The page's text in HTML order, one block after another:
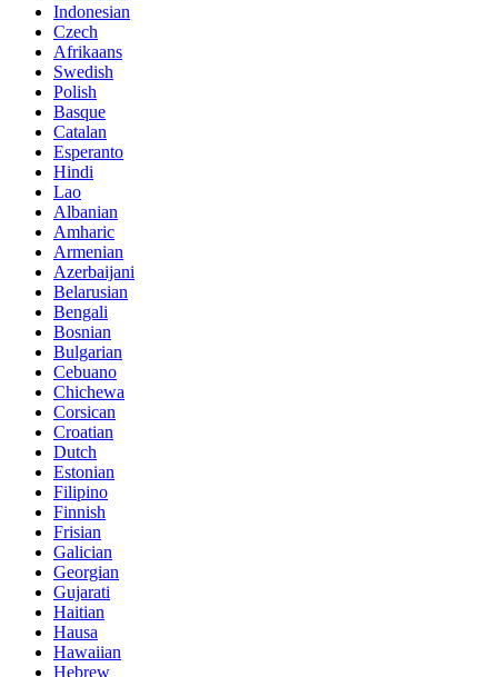
Indonesian
Czech
Afrikaans
Swedish
Polish
Basque
Catalan
Esperanto
Hindi
Lao
Albanian
Amharic
Armenian
Azerbaijani
Belarusian
Bengali
Bosnian
Bulgarian
Cebuano
Chichewa
Corsican
Croatian
Dutch
Estonian
Filipino
Finnish
Frisian
Galician
Georgian
Gujarati
Haitian
Hausa
Hawaiian
Hebrew